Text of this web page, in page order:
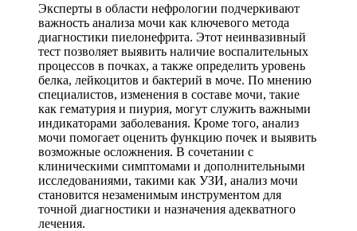
Эксперты в области нефрологии подчеркивают
важность анализа мочи как ключевого метода
диагностики пиелонефрита. Этот неинвазивный
тест позволяет выявить наличие воспалительных
процессов в почках, а также определить уровень
белка, лейкоцитов и бактерий в моче. По мнению
специалистов, изменения в составе мочи, такие
как гематурия и пиурия, могут служить важными
индикаторами заболевания. Кроме того, анализ
мочи помогает оценить функцию почек и выявить
возможные осложнения. В сочетании с
клиническими симптомами и дополнительными
исследованиями, такими как УЗИ, анализ мочи
становится незаменимым инструментом для
точной диагностики и назначения адекватного
лечения.